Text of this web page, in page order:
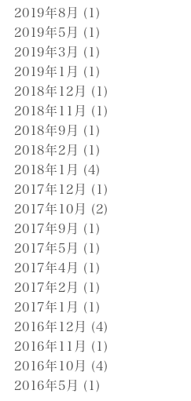
2019年8月 (1)
2019年5月 (1)
2019年3月 (1)
2019年1月 (1)
2018年12月 (1)
2018年11月 (1)
2018年9月 (1)
2018年2月 (1)
2018年1月 (4)
2017年12月 (1)
2017年10月 (2)
2017年9月 (1)
2017年5月 (1)
2017年4月 (1)
2017年2月 (1)
2017年1月 (1)
2016年12月 (4)
2016年11月 (1)
2016年10月 (4)
2016年5月 (1)